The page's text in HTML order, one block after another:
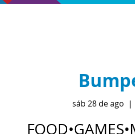
sáb 28 de ago
  |